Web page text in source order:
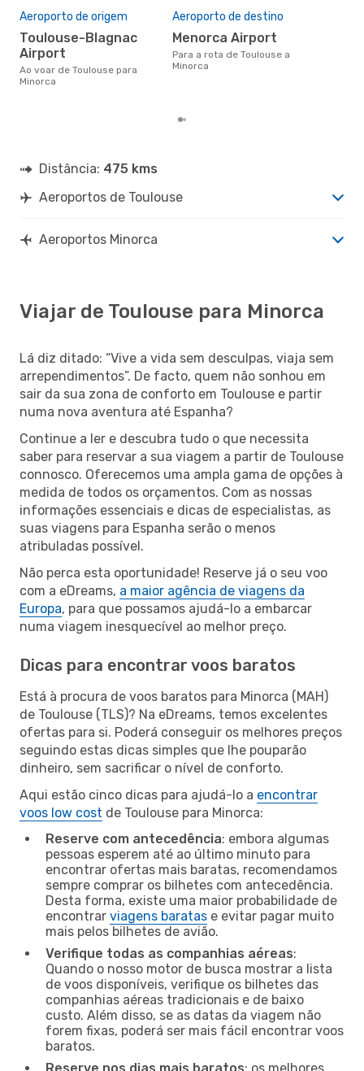
Aeroporto de origem
Toulouse-Blagnac
Airport
Ao voar de Toulouse para
Minorca
Aeroporto de destino
Menorca Airport
Para a rota de Toulouse a
Minorca
Distância: 475 kms
Aeroportos de Toulouse
Aeroportos Minorca
Viajar de Toulouse para Minorca
Lá diz ditado: “Vive a vida sem desculpas, viaja sem
arrependimentos”. De facto, quem não sonhou em
sair da sua zona de conforto em Toulouse e partir
numa nova aventura até Espanha?
Continue a ler e descubra tudo o que necessita
saber para reservar a sua viagem a partir de Toulouse
connosco. Oferecemos uma ampla gama de opções à
medida de todos os orçamentos. Com as nossas
informações essenciais e dicas de especialistas, as
suas viagens para Espanha serão o menos
atribuladas possível.
Não perca esta oportunidade! Reserve já o seu voo
com a eDreams, a maior agência de viagens da
Europa, para que possamos ajudá-lo a embarcar
numa viagem inesquecível ao melhor preço.
Dicas para encontrar voos baratos
Está à procura de voos baratos para Minorca (MAH)
de Toulouse (TLS)? Na eDreams, temos excelentes
ofertas para si. Poderá conseguir os melhores preços
seguindo estas dicas simples que lhe pouparão
dinheiro, sem sacrificar o nível de conforto.
Aqui estão cinco dicas para ajudá-lo a encontrar
voos low cost de Toulouse para Minorca:
Reserve com antecedência: embora algumas
pessoas esperem até ao último minuto para
encontrar ofertas mais baratas, recomendamos
sempre comprar os bilhetes com antecedência.
Desta forma, existe uma maior probabilidade de
encontrar viagens baratas e evitar pagar muito
mais pelos bilhetes de avião.
Verifique todas as companhias aéreas:
Quando o nosso motor de busca mostrar a lista
de voos disponíveis, verifique os bilhetes das
companhias aéreas tradicionais e de baixo
custo. Além disso, se as datas da viagem não
forem fixas, poderá ser mais fácil encontrar voos
baratos.